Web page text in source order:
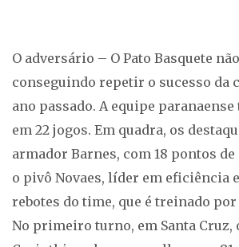
O adversário – O Pato Basquete
conseguindo repetir o sucesso da
ano passado. A equipe
em 22 jogos. Em quadra, os
armador Barnes, com 18 pontos de
o pivô Novaes, líder em eficiência
rebotes do time, que é treinado
No primeiro turno, em Santa Cruz,